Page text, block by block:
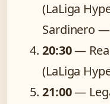
(LaLiga
Sardinero —
20:30—
(LaLiga
21:00—